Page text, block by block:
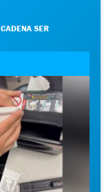
CADENA SER